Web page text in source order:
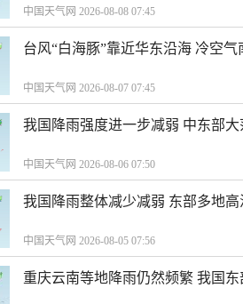
中国天气网 2026-08-08 07:45
台风“白海豚”靠近华东沿海 冷空
中国天气网 2026-08-07 07:45
我国降雨强度进一步减弱 中东部
中国天气网 2026-08-06 07:50
我国降雨整体减少减弱 东部多地
中国天气网 2026-08-05 07:56
重庆云南等地降雨仍然频繁 我国